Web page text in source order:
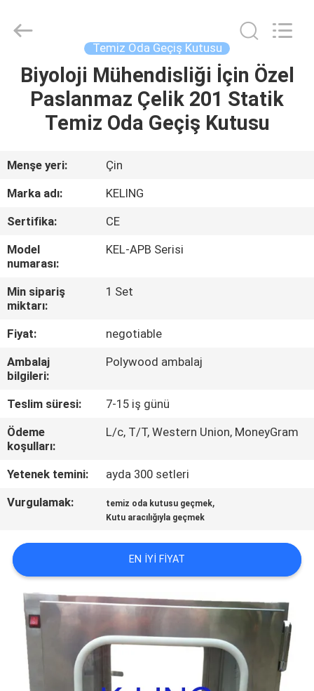
EVDE
ÜRÜN
BIZIM
HAKKIMIZDA
FABRIKA
TURU
KALITE
KONTROLÜ
BIZIMLE
İLETIŞIM
HABERLER
DAVALAR
HARITASI
GIZLILIK
POLITIKASI
Technology
Company.
Temiz Oda Geçiş Kutusu
Biyoloji Mühendisliği İçin Özel
Paslanmaz Çelik 201 Statik
Temiz Oda Geçiş Kutusu
Menşe yeri:
Çin
Marka adı:
KELING
Sertifika:
CE
Model
numarası:
KEL-APB Serisi
Min sipariş
miktarı:
1 Set
Fiyat:
negotiable
Ambalaj
bilgileri:
Polywood ambalaj
Teslim süresi:
7-15 iş günü
Ödeme
koşulları:
L/c, T/T, Western Union, MoneyGram
Yetenek temini:
ayda 300 setleri
Vurgulamak:
temiz oda kutusu geçmek,
Kutu aracılığıyla geçmek
EN IYI FIYAT